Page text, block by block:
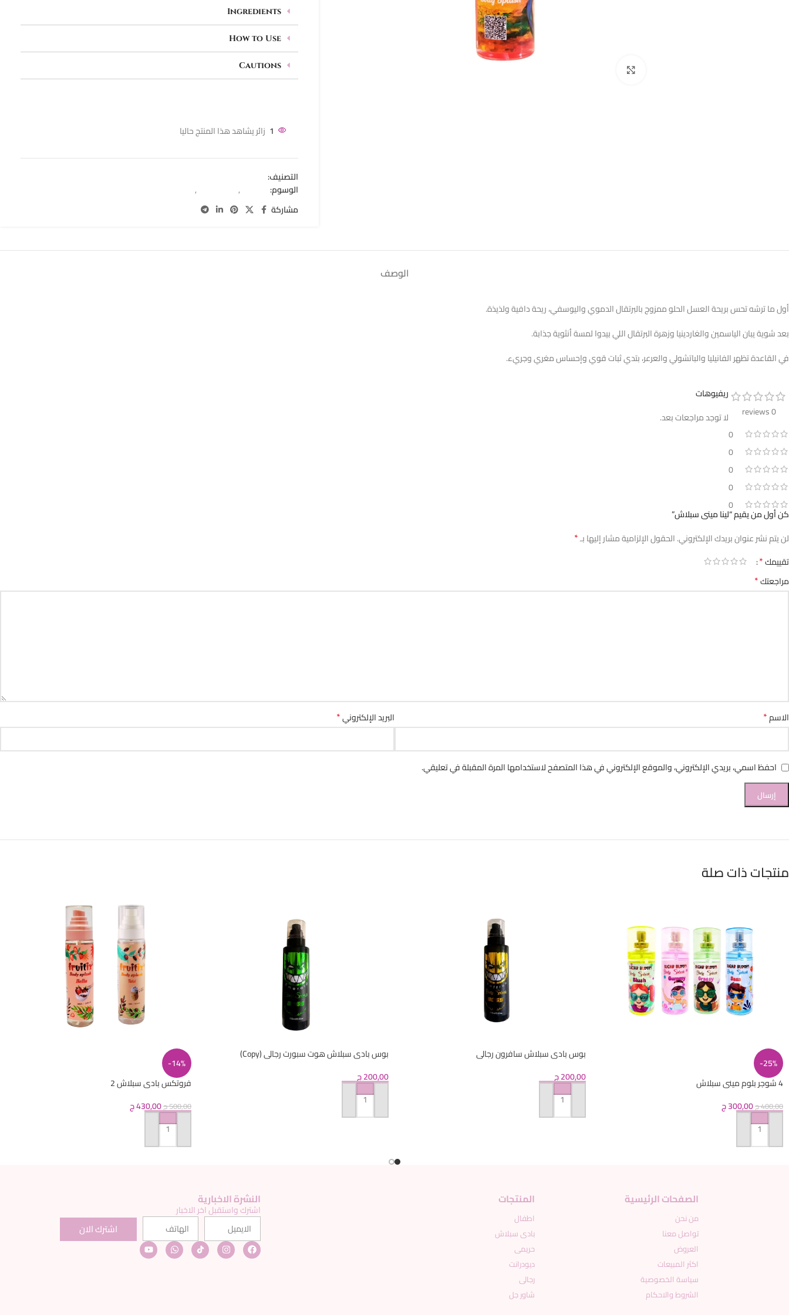
Ingredients
How to Use
Cautions
1 زائر يشاهد هذا المنتج حاليا
التصنيف:
الوسوم:
, ,
مشاركة
الوصف
أول ما ترشه تحس بريحة العسل الحلو ممزوج بالبرتقال الدموي واليوسفي، ريحة دافية ولذيذة.
بعد شوية يبان الياسمين والغاردينيا وزهرة البرتقال اللي بيدوا لمسة أنثوية جذابة.
في القاعدة تظهر الفانيليا والباتشولي والعرعر، بتدي ثبات قوي وإحساس مغري وجريء.
0 reviews
0
0
0
0
0
ريفيوهات
لا توجد مراجعات بعد.
كن أول من يقيم “لينا مينى سبلاش”
لن يتم نشر عنوان بريدك الإلكتروني.الحقول الإلزامية مشار إليها بـ*
تقييمك*
مراجعتك*
الاسم* البريد الإلكتروني*
احفظ اسمي، بريدي الإلكتروني، والموقع الإلكتروني في هذا المتصفح لاستخدامها المرة المقبلة في تعليقي.
منتجات ذات صلة
-25%
4 شوجر بلوم مينى سبلاش
400,00ج300,00ج
إضافة إلى السلة
بوس بادى سبلاش سافرون رجالى
200,00ج
إضافة إلى السلة
بوس بادى سبلاش هوت سبورت رجالى (Copy)
200,00ج
إضافة إلى السلة
-14%
فروتكس بادى سبلاش 2
500,00ج430,00ج
إضافة إلى السلة
الصفحات الرئيسية
من نحن
تواصل معنا
العروض
اكثر المبيعات
سياسة الخصوصية
الشروط والاحكام
المنتجات
اطفال
بادى سبلاش
حريمى
ديودرانت
رجالى
شاور جل
النشرة الاخبارية
اشترك واستقبل اخر الاخبار
اشترك الان